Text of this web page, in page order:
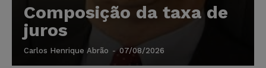
Composição da taxa de
juros
Carlos Henrique Abrão - 07/08/2026